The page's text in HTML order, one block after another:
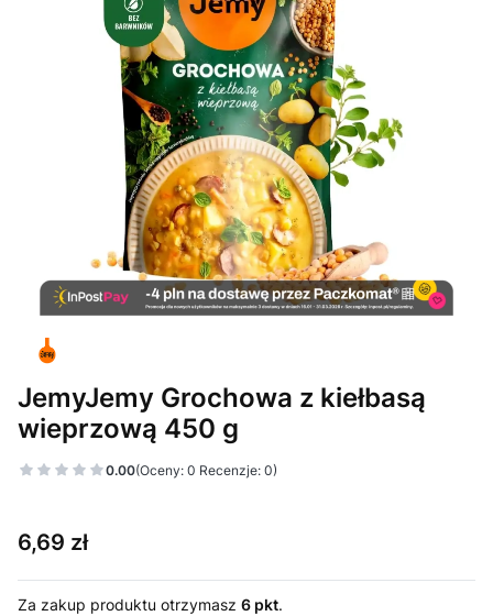
JemyJemy Grochowa z kiełbasą
wieprzową 450 g
0.00(Oceny: 0 Recenzje: 0)
Cena
6,69 zł
Za zakup produktu otrzymasz 6 pkt.